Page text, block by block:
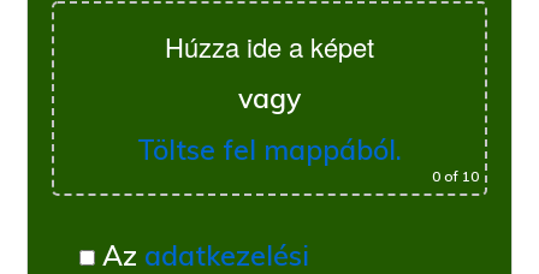
Húzza ide a képet
vagy
Töltse fel mappából.
0of 10
Az adatkezelési